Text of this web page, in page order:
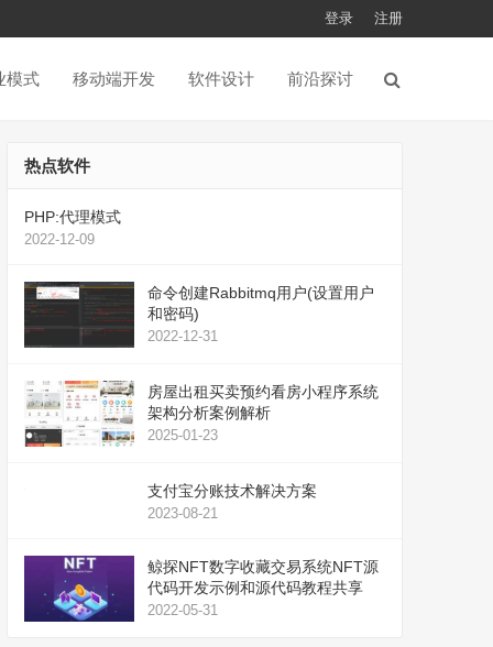
登录 注册
模式 移动端开发 软件设计 前沿探讨
热点软件
PHP:代理模式
2022-12-09
命令创建Rabbitmq用户(设置用户
和密码)
2022-12-31
房屋出租买卖预约看房小程序系统
架构分析案例解析
2025-01-23
支付宝分账技术解决方案
2023-08-21
鲸探NFT数字收藏交易系统NFT源
代码开发示例和源代码教程共享
2022-05-31